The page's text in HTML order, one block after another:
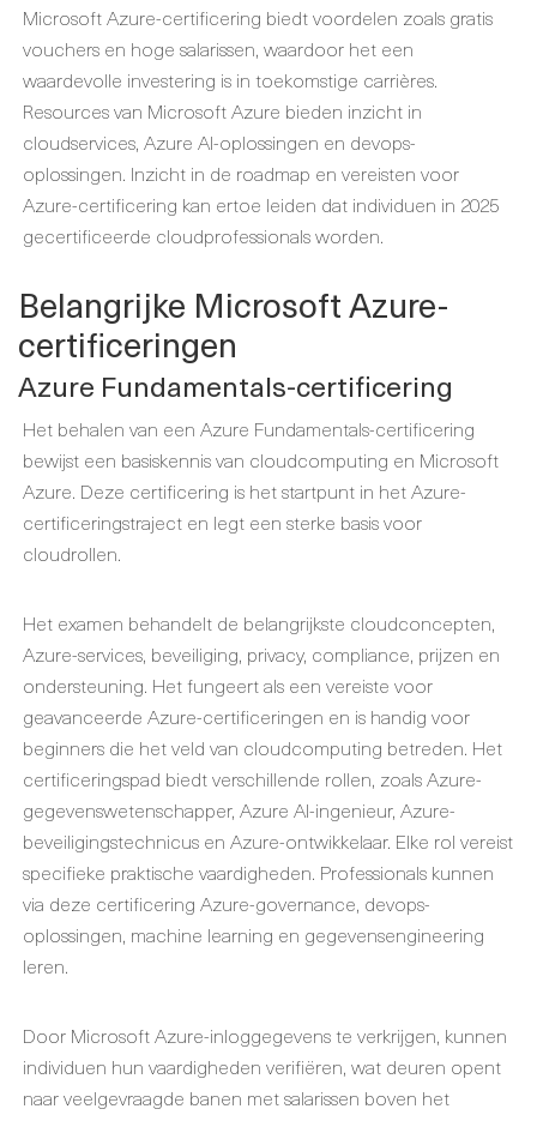
Microsoft Azure-certificering biedt voordelen zoals gratis
vouchers en hoge salarissen, waardoor het een
waardevolle investering is in toekomstige carrières.
Resources van Microsoft Azure bieden inzicht in
cloudservices, Azure AI-oplossingen en devops-
oplossingen. Inzicht in de roadmap en vereisten voor
Azure-certificering kan ertoe leiden dat individuen in 2025
gecertificeerde cloudprofessionals worden.
Belangrijke Microsoft Azure-
certificeringen
Azure Fundamentals-certificering
Het behalen van een Azure Fundamentals-certificering
bewijst een basiskennis van cloudcomputing en Microsoft
Azure. Deze certificering is het startpunt in het Azure-
certificeringstraject en legt een sterke basis voor
cloudrollen.
Het examen behandelt de belangrijkste cloudconcepten,
Azure-services, beveiliging, privacy, compliance, prijzen en
ondersteuning. Het fungeert als een vereiste voor
geavanceerde Azure-certificeringen en is handig voor
beginners die het veld van cloudcomputing betreden. Het
certificeringspad biedt verschillende rollen, zoals Azure-
gegevenswetenschapper, Azure AI-ingenieur, Azure-
beveiligingstechnicus en Azure-ontwikkelaar. Elke rol vereist
specifieke praktische vaardigheden. Professionals kunnen
via deze certificering Azure-governance, devops-
oplossingen, machine learning en gegevensengineering
leren.
Door Microsoft Azure-inloggegevens te verkrijgen, kunnen
individuen hun vaardigheden verifiëren, wat deuren opent
naar veelgevraagde banen met salarissen boven het